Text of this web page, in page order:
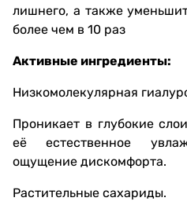
лишнего, а также
более чем в 10 раз
Активные ингредиенты:
Низкомолекулярная
Проникает в глубокие
её естественное
ощущение дискомфорта.
Растительные сахариды.